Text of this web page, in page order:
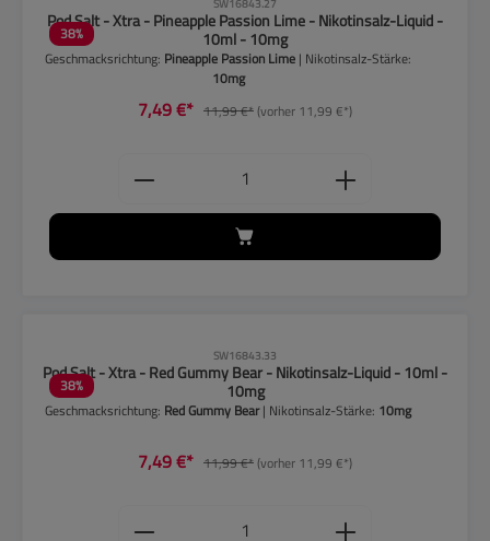
38%
SW16843.27
Pod Salt - Xtra - Pineapple Passion Lime - Nikotinsalz-Liquid -
10ml - 10mg
Geschmacksrichtung: Pineapple Passion Lime | Nikotinsalz-Stärke:
10mg
7,49 €* 11,99 €*(vorher 11,99 €*)
Produkt Anzahl: Gib den
38%
SW16843.33
Pod Salt - Xtra - Red Gummy Bear - Nikotinsalz-Liquid - 10ml -
10mg
Geschmacksrichtung: Red Gummy Bear| Nikotinsalz-Stärke: 10mg
7,49 €* 11,99 €*(vorher 11,99 €*)
Produkt Anzahl: Gib den